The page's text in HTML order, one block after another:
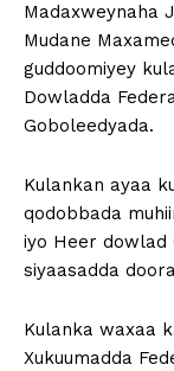
Madaxweynaha
Mudane
guddoomiyey
Dowladda
Goboleedyada.
Kulankan ayaa
qodobbada
iyo Heer dowlad
siyaasadda
Kulanka waxaa
Xukuumadda